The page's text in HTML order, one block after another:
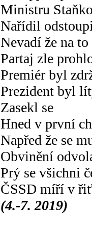
Ministru
Nařídil
Nevadí že na to
Partaj zle
Premiér byl
Prezident byl
Zasekl se
Hned v první
Napřed že se
Obvinění
Prý se všichni
ČSSD míří v
(4.-7. 2019)